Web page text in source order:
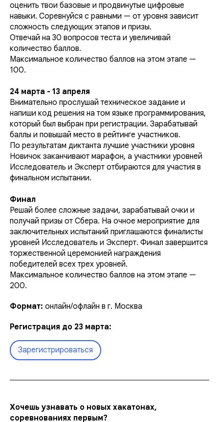
оценить твои базовые и продвинутые цифровые
навыки. Соревнуйся с равными — от уровня зависит
сложность следующих этапов и призы.
Отвечай на 30 вопросов теста и увеличивай
количество баллов.
Максимальное количество баллов на этом этапе —
100.
24 марта - 13 апреля
Внимательно прослушай техническое задание и
напиши код решения на том языке программирования,
который был выбран при регистрации. Зарабатывай
баллы и повышай место в рейтинге участников.
По результатам диктанта лучшие участники уровня
Новичок заканчивают марафон, а участники уровней
Исследователь и Эксперт отбираются для участия в
финальном испытании.
Финал
Решай более сложные задачи, зарабатывай очки и
получай призы от Сбера. На очное мероприятие для
заключительных испытаний приглашаются финалисты
уровней Исследователь и Эксперт. Финал завершится
торжественной церемонией награждения
победителей всех трех уровней.
Максимальное количество баллов на этом этапе —
200.
Формат: онлайн/офлайн в г. Москва
Регистрация до 23 марта:
Зарегистрироваться
Хочешь узнавать о новых хакатонах,
соревнованиях первым?